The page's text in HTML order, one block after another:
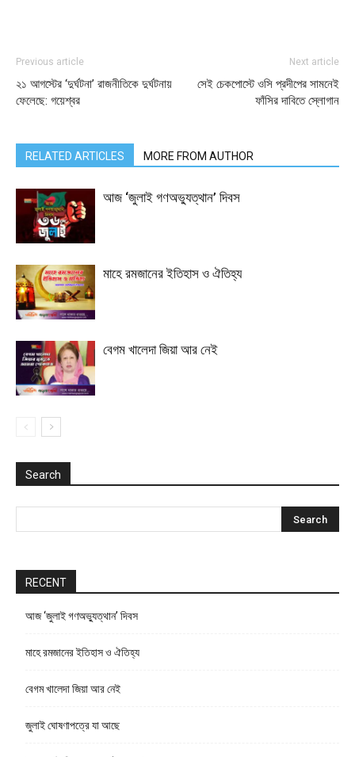
Previous article
২১ আগস্টের ‘দুর্ঘটনা’ রাজনীতিকে দুর্ঘটনায়
ফেলেছে: গয়েশ্বর
Next article
সেই চেকপোস্টে ওসি প্রদীপের সামনেই
ফাঁসির দাবিতে স্লোগান
RELATED ARTICLES MORE FROM AUTHOR
আজ ‘জুলাই গণঅভ্যুত্থান’ দিবস
মাহে রমজানের ইতিহাস ও ঐতিহ্য
বেগম খালেদা জিয়া আর নেই
Search
RECENT
আজ ‘জুলাই গণঅভ্যুত্থান’ দিবস
মাহে রমজানের ইতিহাস ও ঐতিহ্য
বেগম খালেদা জিয়া আর নেই
জুলাই ঘোষণাপত্রে যা আছে